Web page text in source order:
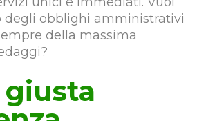
degli obblighi amministrativi
della massima
giusta